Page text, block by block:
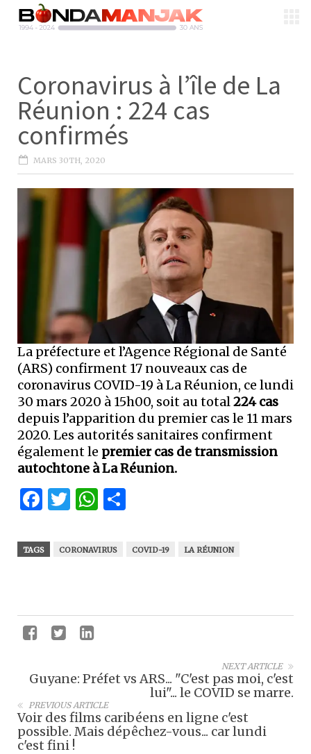
Coronavirus à l’île de La
Réunion : 224 cas
confirmés
MARS 30TH, 2020
La préfecture et l’Agence Régional de Santé
(ARS) confirment 17 nouveaux cas de
coronavirus COVID-19 à La Réunion, ce lundi
30 mars 2020 à 15h00, soit au total 224 cas
depuis l’apparition du premier cas le 11 mars
2020. Les autorités sanitaires confirment
également le premier cas de transmission
autochtone à La Réunion.
Facebook
Twitter
WhatsApp
TAGS CORONAVIRUS COVID-19 LA RÉUNION
NEXT ARTICLE
Guyane: Préfet vs ARS... "C'est pas moi, c'est
lui"... le COVID se marre.
PREVIOUS ARTICLE
Voir des films caribéens en ligne c'est
possible. Mais dépêchez-vous... car lundi
c'est fini !